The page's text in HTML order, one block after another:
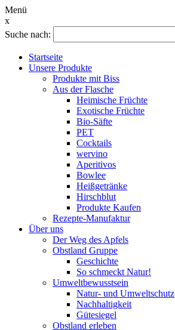
Menü
x
Suche nach:
Startseite
Unsere Produkte
Produkte mit Biss
Aus der Flasche
Heimische Früchte
Exotische Früchte
Bio-Säfte
PET
Cocktails
wervino
Aperitivos
Bowlee
Heißgetränke
Hirschblut
Produkte Kaufen
Rezepte-Manufaktur
Über uns
Der Weg des Apfels
Obstland Gruppe
Geschichte
So schmeckt Natur!
Umweltbewusstsein
Natur- und Umweltschutz
Nachhaltigkeit
Gütesiegel
Obstland erleben